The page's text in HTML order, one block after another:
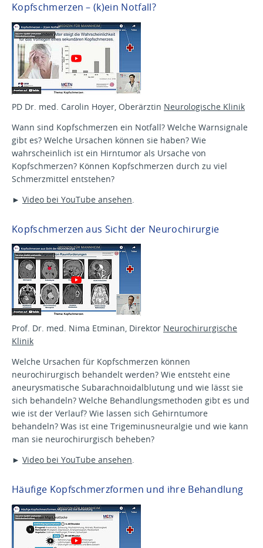
Kopfschmerzen – (k)ein Notfall?
PD Dr. med. Carolin Hoyer, Oberärztin Neurologische Klinik
Wann sind Kopfschmerzen ein Notfall? Welche Warnsignale
gibt es? Welche Ursachen können sie haben? Wie
wahrscheinlich ist ein Hirntumor als Ursache von
Kopfschmerzen? Können Kopfschmerzen durch zu viel
Schmerzmittel entstehen?
► Video bei YouTube ansehen
Kopfschmerzen aus Sicht der Neurochirurgie
Prof. Dr. med. Nima Etminan, Direktor Neurochirurgische
Klinik
Welche Ursachen für Kopfschmerzen können
neurochirurgisch behandelt werden? Wie entsteht eine
aneurysmatische Subarachnoidalblutung und wie lässt sie
sich behandeln? Welche Behandlungsmethoden gibt es und
wie ist der Verlauf? Wie lassen sich Gehirntumore
behandeln? Was ist eine Trigeminusneuralgie und wie kann
man sie neurochirurgisch beheben?
► Video bei YouTube ansehen.
Häufige Kopfschmerzformen und ihre Behandlung